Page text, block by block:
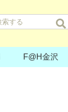
F@H金沢